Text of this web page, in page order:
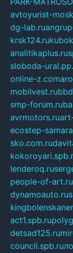
avtoyurist-
dg-lab.ru
krsk124.ru
analitikaplus.ru
sloboda-
online-z.com
mobilvest.ru
smp-forum.ru
avrmotors.ru
ecostep-
sko.com.ru
lenderoq.ru
people-of-art.ru
dynamoauto.ru
act1.spb.ru
detsad125.ru
council.spb.ru